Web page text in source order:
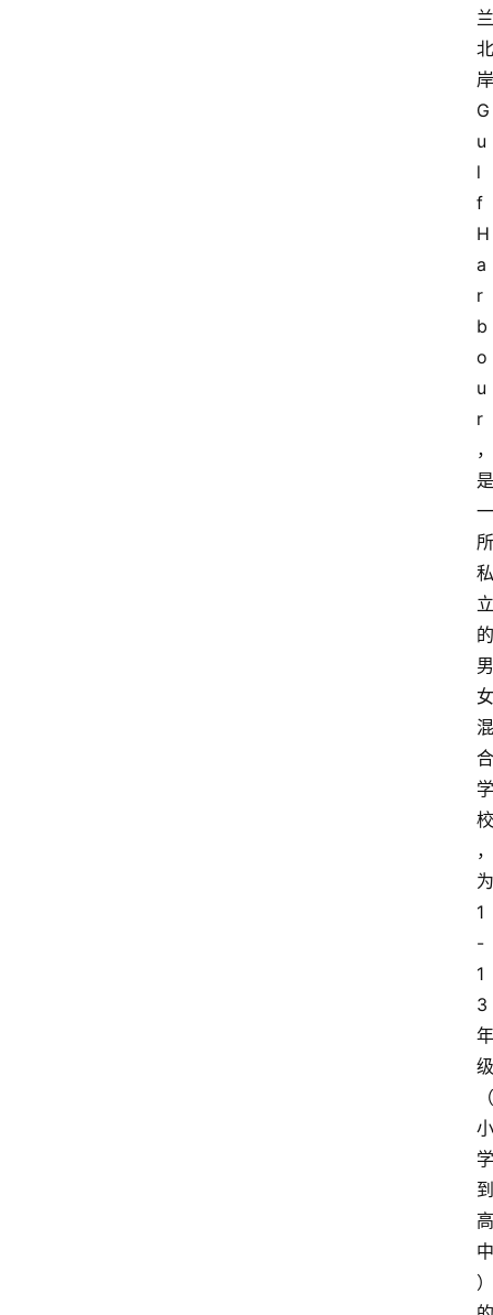
兰
北
岸
G
u
l
f
H
a
r
b
o
u
r
，
是
一
所
私
立
的
男
女
混
合
学
校
，
为
1
-
1
3
年
级
（
小
学
到
高
中
）